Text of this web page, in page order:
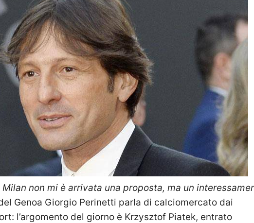
Milan non mi è arrivata una proposta, ma un
Genoa Giorgio Perinetti parla di calciomercato dai
l’argomento del giorno è Krzysztof Piatek, entrato